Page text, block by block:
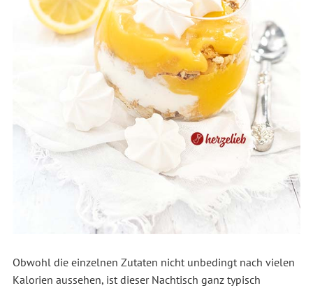
Obwohl die einzelnen Zutaten nicht unbedingt nach vielen
Kalorien aussehen, ist dieser Nachtisch ganz typisch